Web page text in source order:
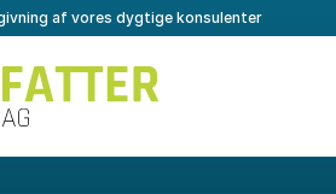
af vores dygtige konsulenter